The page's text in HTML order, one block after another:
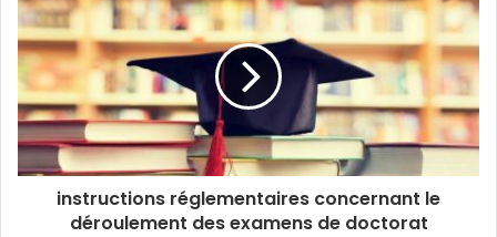
instructions réglementaires concernant le
déroulement des examens de doctorat